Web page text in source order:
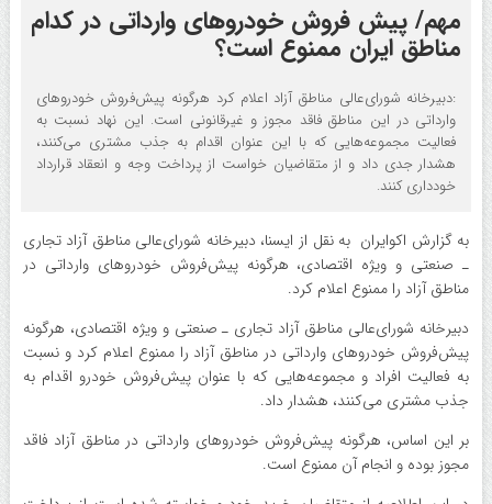
مهم/ پیش فروش خودروهای وارداتی در کدام
مناطق ایران ممنوع است؟
:دبیرخانه شورای‌عالی مناطق آزاد اعلام کرد هرگونه پیش‌فروش خودروهای
وارداتی در این مناطق فاقد مجوز و غیرقانونی است. این نهاد نسبت به
فعالیت مجموعه‌هایی که با این عنوان اقدام به جذب مشتری می‌کنند،
هشدار جدی داد و از متقاضیان خواست از پرداخت وجه و انعقاد قرارداد
خودداری کنند.
به گزارش اکو‌ایران به نقل از ایسنا، دبیرخانه شورای‌عالی مناطق آزاد تجاری
ـ صنعتی و ویژه اقتصادی، هرگونه پیش‌فروش خودروهای وارداتی در
مناطق آزاد را ممنوع اعلام کرد.
دبیرخانه شورای‌عالی مناطق آزاد تجاری ـ صنعتی و ویژه اقتصادی، هرگونه
پیش‌فروش خودروهای وارداتی در مناطق آزاد را ممنوع اعلام کرد و نسبت
به فعالیت افراد و مجموعه‌هایی که با عنوان پیش‌فروش خودرو اقدام به
جذب مشتری می‌کنند، هشدار داد.
بر این اساس، هرگونه پیش‌فروش خودروهای وارداتی در مناطق آزاد فاقد
مجوز بوده و انجام آن ممنوع است.